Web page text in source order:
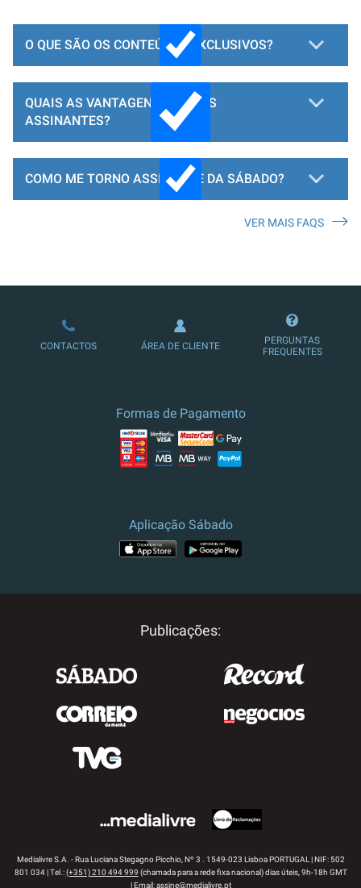
O QUE SÃO OS CONTEÚDOS EXCLUSIVOS?
QUAIS AS VANTAGENS PARA OS
ASSINANTES?
COMO ME TORNO ASSINANTE DA SÁBADO?
LOJA DE ASSINATURAS
VER MAIS FAQS
CONTACTOS ÁREA DE CLIENTE
PERGUNTAS
FREQUENTES
Formas de Pagamento
Aplicação Sábado
Publicações:
Medialivre S.A. - Rua Luciana Stegagno Picchio, Nº 3 . 1549-023 Lisboa PORTUGAL | NIF: 502
801 034 | Tel.:(+351) 210 494 999 (chamada para a rede fixa nacional) dias úteis, 9h-18h GMT
| Email:assine@medialivre.pt